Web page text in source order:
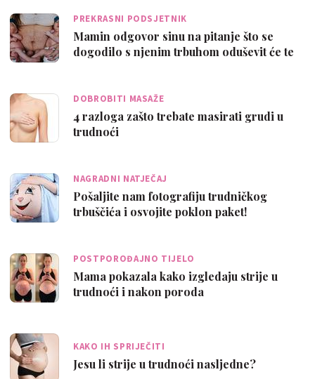
PREKRASNI PODSJETNIK
Mamin odgovor sinu na pitanje što se
dogodilo s njenim trbuhom oduševit će te
DOBROBITI MASAŽE
4 razloga zašto trebate masirati grudi u
trudnoći
NAGRADNI NATJEČAJ
Pošaljite nam fotografiju trudničkog
trbuščića i osvojite poklon paket!
POSTPOROĐAJNO TIJELO
Mama pokazala kako izgledaju strije u
trudnoći i nakon poroda
KAKO IH SPRIJEČITI
Jesu li strije u trudnoći nasljedne?